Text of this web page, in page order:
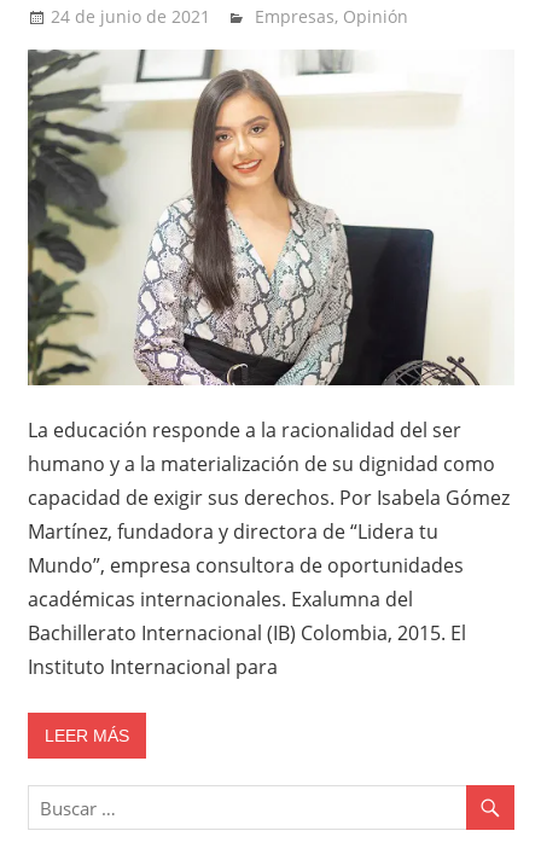
24 de junio de 2021 Ernesto Herrera
Empresas, Opinión
La educación responde a la racionalidad del ser
humano y a la materialización de su dignidad como
capacidad de exigir sus derechos. Por Isabela Gómez
Martínez, fundadora y directora de “Lidera tu
Mundo”, empresa consultora de oportunidades
académicas internacionales. Exalumna del
Bachillerato Internacional (IB) Colombia, 2015. El
Instituto Internacional para
LEER MÁS